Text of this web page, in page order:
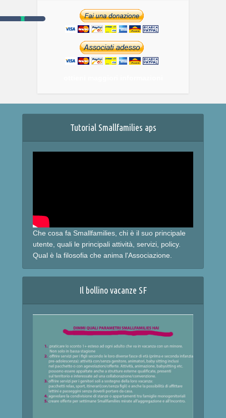
Tutorial Smallfamilies aps
Che cosa fa Smallfamilies, chi è il suo principale
utente, quali le principali attività, servizi, policy.
Qual è la filosofia che anima l'Associazione.
Il bollino vacanze SF